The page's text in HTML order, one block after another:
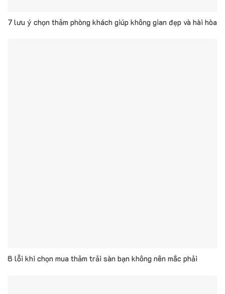
7 lưu ý chọn thảm phòng khách giúp không gian đẹp và hài hòa
8 lỗi khi chọn mua thảm trải sàn bạn không nên mắc phải